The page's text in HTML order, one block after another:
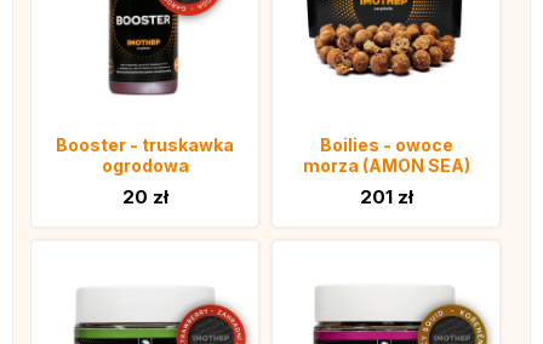
Booster - truskawka
ogrodowa
20 zł
Boilies - owoce
morza (AMON SEA)
201 zł